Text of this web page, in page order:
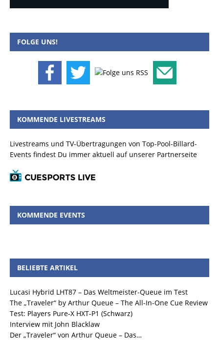
FOLGE UNS!
KOMMENDE LIVESTREAMS
Livestreams und TV-Übertragungen von Top-Pool-Billard-
Events findest Du immer aktuell auf unserer Partnerseite
KOMMENDE EVENTS
BELIEBTE ARTIKEL
Lucasi Hybrid LHT87 – Das Weltmeister-Queue im Test
The „Traveler“ by Arthur Queue – The All-In-One Cue Review
Test: Players Pure-X HXT-P1 (Schwarz)
Interview mit John Blacklaw
Der „Traveler“ von Arthur Queue – Das…